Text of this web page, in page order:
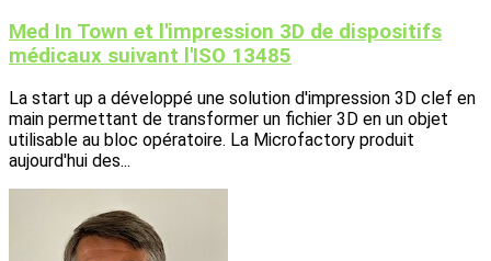
Med In Town et l'impression 3D de dispositifs
médicaux suivant l'ISO 13485
La start up a développé une solution d'impression 3D clef en
main permettant de transformer un fichier 3D en un objet
utilisable au bloc opératoire. La Microfactory produit
aujourd'hui des...